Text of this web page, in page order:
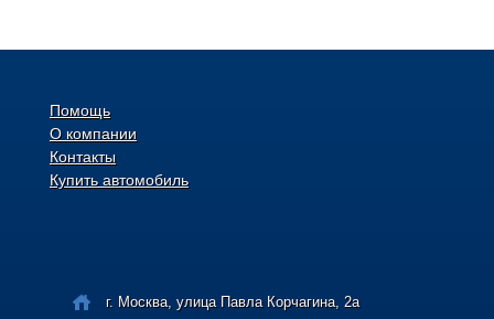
Помощь
О компании
Контакты
Купить автомобиль
г. Москва, улица Павла Корчагина, 2а